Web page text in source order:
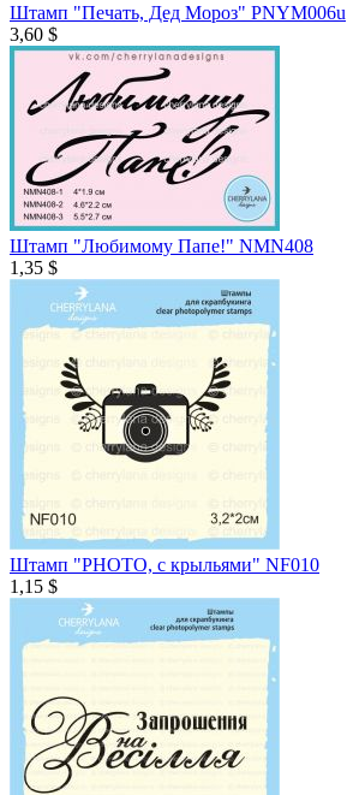
Штамп "Печать, Дед Мороз" PNYM006u
3,60 $
Штамп "Любимому Папе!" NMN408
1,35 $
Штамп "PHOTO, с крыльями" NF010
1,15 $